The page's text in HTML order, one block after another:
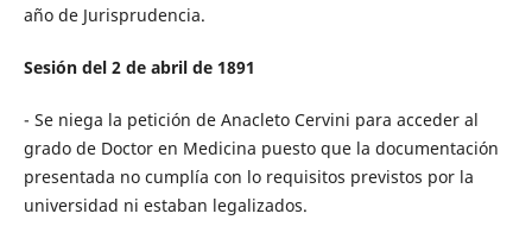
año de Jurisprudencia.
Sesión del 2 de abril de 1891
- Se niega la petición de Anacleto Cervini para acceder al
grado de Doctor en Medicina puesto que la documentación
presentada no cumplía con lo requisitos previstos por la
universidad ni estaban legalizados.